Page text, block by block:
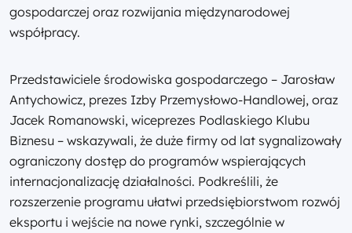
gospodarczej oraz rozwijania międzynarodowej
współpracy.
Przedstawiciele środowiska gospodarczego – Jarosław
Antychowicz, prezes Izby Przemysłowo-Handlowej, oraz
Jacek Romanowski, wiceprezes Podlaskiego Klubu
Biznesu – wskazywali, że duże firmy od lat sygnalizowały
ograniczony dostęp do programów wspierających
internacjonalizację działalności. Podkreślili, że
rozszerzenie programu ułatwi przedsiębiorstwom rozwój
eksportu i wejście na nowe rynki, szczególnie w